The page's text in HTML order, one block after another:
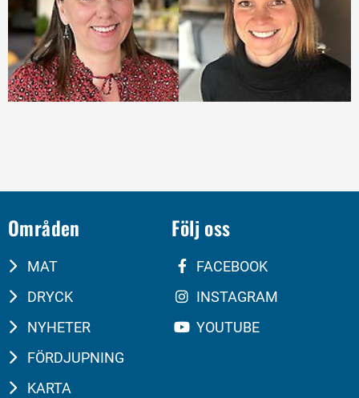
Områden
MAT
DRYCK
NYHETER
FÖRDJUPNING
KARTA
Följ oss
FACEBOOK
INSTAGRAM
YOUTUBE